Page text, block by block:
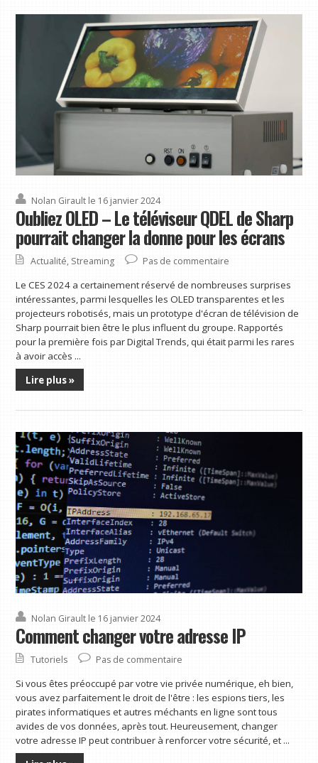
Nolan Girault le 16 janvier 2024
Oubliez OLED – Le téléviseur QDEL de Sharp
pourrait changer la donne pour les écrans
Actualité, Streaming Pas de commentaire
Le CES 2024 a certainement réservé de nombreuses surprises
intéressantes, parmi lesquelles les OLED transparentes et les
projecteurs robotisés, mais un prototype d'écran de télévision de
Sharp pourrait bien être le plus influent du groupe. Rapportés
pour la première fois par Digital Trends, qui était parmi les rares
à avoir accès ...
Lire plus »
Nolan Girault le 16 janvier 2024
Comment changer votre adresse IP
Tutoriels Pas de commentaire
Si vous êtes préoccupé par votre vie privée numérique, eh bien,
vous avez parfaitement le droit de l'être : les espions tiers, les
pirates informatiques et autres méchants en ligne sont tous
avides de vos données, après tout. Heureusement, changer
votre adresse IP peut contribuer à renforcer votre sécurité, et ...